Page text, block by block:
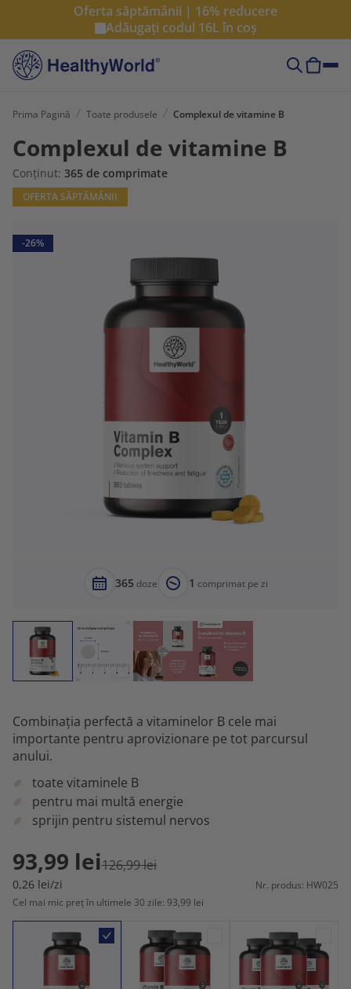
Oferta săptămânii | 16% reducere
Adăugați codul 16Lîn coș
Prima Pagină Toate produsele Complexul de vitamine B
Complexul de vitamine B
Conținut: 365 de comprimate
OFERTA SĂPTĂMÂNII
-26%
365 doze 1 comprimat pe zi
Combinația perfectă a vitaminelor B cele mai
importante pentru aprovizionare pe tot parcursul
anului.
toate vitaminele B
pentru mai multă energie
sprijin pentru sistemul nervos
93,99 lei126,99 lei
0,26 lei/zi
Nr. produs: HW025
Cel mai mic preț în ultimele 30 zile: 93,99 lei